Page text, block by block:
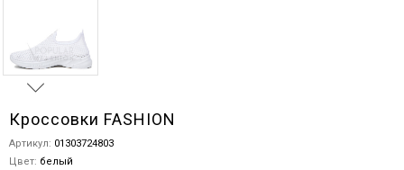
Кроссовки FASHION
Артикул: 01303724803
Цвет: белый